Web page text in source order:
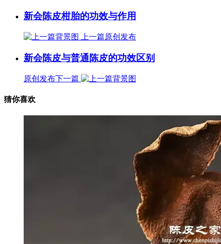
新会陈皮柑胎的功效与作用
上一篇原创发布
新会陈皮与普通陈皮的功效区别
原创发布下一篇
猜你喜欢